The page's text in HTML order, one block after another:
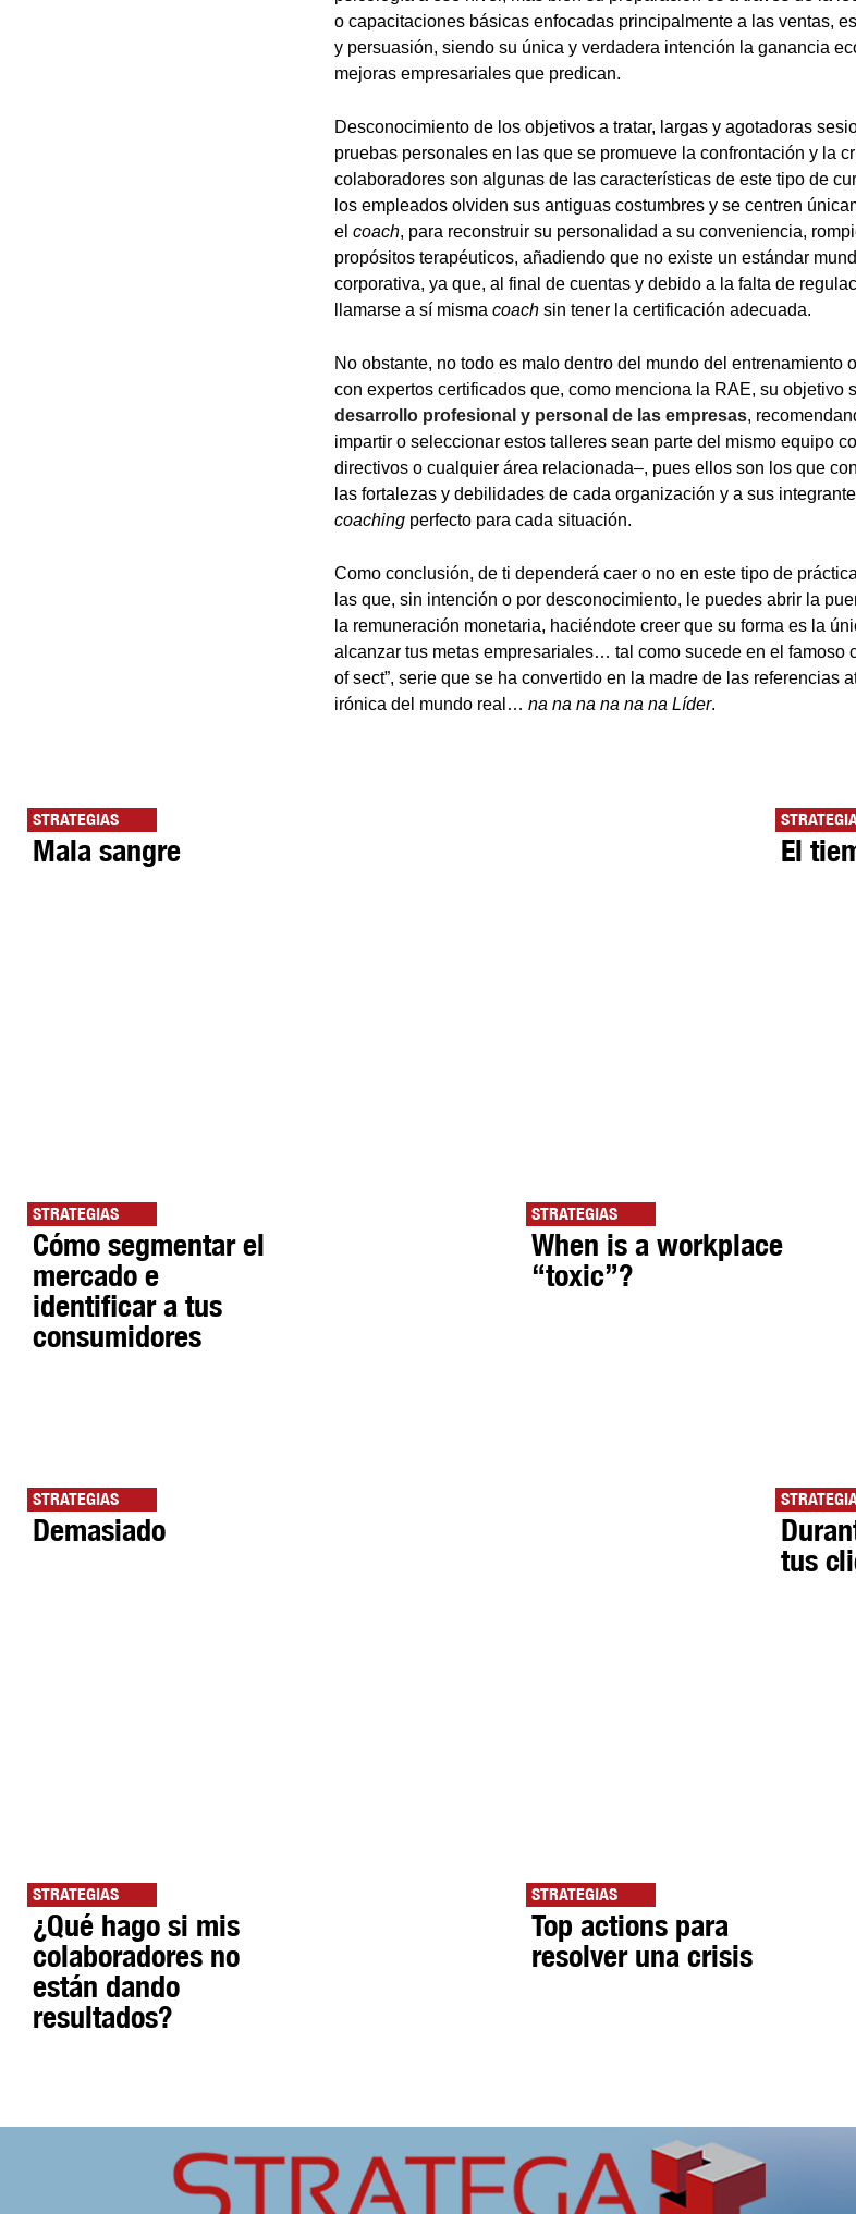
o capacitaciones básicas enfocadas principalmente a las ventas,
y persuasión, siendo su única y verdadera intención la ganancia
mejoras empresariales que predican.
Desconocimiento de los objetivos a tratar, largas y agotadoras
pruebas personales en las que se promueve la confrontación y la
colaboradores son algunas de las características de este tipo de
los empleados olviden sus antiguas costumbres y se centren
el coach, para reconstruir su personalidad a su conveniencia,
propósitos terapéuticos, añadiendo que no existe un estándar
corporativa, ya que, al final de cuentas y debido a la falta de
llamarse a sí misma coach sin tener la certificación adecuada.
No obstante, no todo es malo dentro del mundo del entrenamiento
con expertos certificados que, como menciona la RAE, su objetivo
desarrollo profesional y personal de las empresas,
impartir o seleccionar estos talleres sean parte del mismo equipo
directivos o cualquier área relacionada–, pues ellos son los que
las fortalezas y debilidades de cada organización y a sus
coaching perfecto para cada situación.
Como conclusión, de ti dependerá caer o no en este tipo de
las que, sin intención o por desconocimiento, le puedes abrir la
la remuneración monetaria, haciéndote creer que su forma es la
alcanzar tus metas empresariales… tal como sucede en el famoso
of sect”, serie que se ha convertido en la madre de las referencias
irónica del mundo real… na na na na na na Líder.
STRATEGIAS
Mala sangre El
STRATEGIAS
Cómo segmentar el
mercado e
identificar a tus
consumidores
STRATEGIAS
When is a workplace
“toxic”?
STRATEGIAS
Demasiado
tus
STRATEGIAS
¿Qué hago si mis
colaboradores no
están dando
resultados?
STRATEGIAS
Top actions para
resolver una crisis